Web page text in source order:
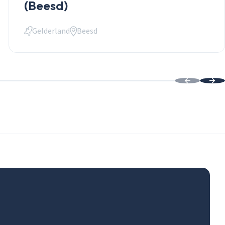
(Beesd)
Gelderland Beesd